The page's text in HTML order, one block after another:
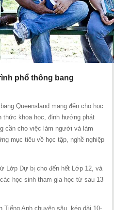
phổ thông bang
Queensland mang đến cho học
thức khoa học, định hướng phát
cần cho việc làm người và làm
mục tiêu về học tập, nghề nghiệp
Lớp Dự bị cho đến hết Lớp 12, và
học sinh tham gia học từ sau 13
Tiếng Anh chuyên sâu, kéo dài 10-